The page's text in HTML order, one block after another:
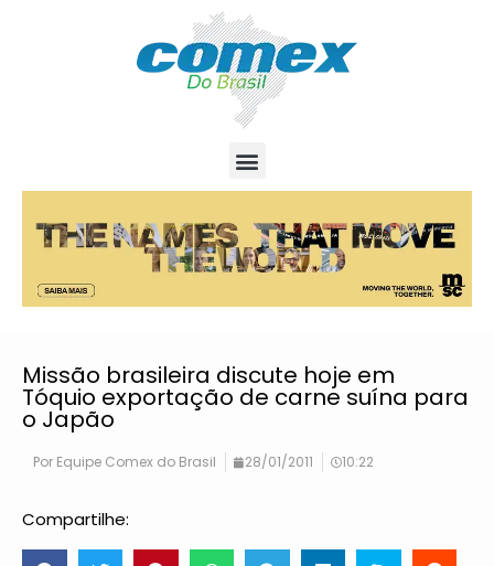
Missão brasileira discute hoje em
Tóquio exportação de carne suína para
o Japão
Por Equipe Comex do Brasil 28/01/2011 10:22
Compartilhe: